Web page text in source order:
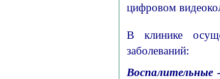
цифровом
В клинике
заболеваний:
Воспалительные